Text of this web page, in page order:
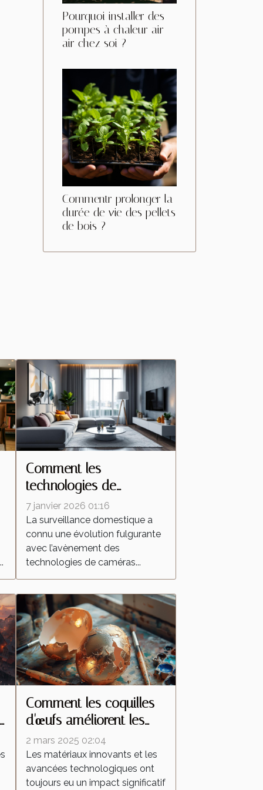
Pourquoi installer des
pompes à chaleur air-
air chez soi ?
Commentr prolonger la
durée de vie des pellets
de bois ?
Comment les
technologies de
caméras espion
transforment la
surveillance domestique
?
7 janvier 2026 01:16
La surveillance domestique a
connu une évolution fulgurante
avec l’avènement des
technologies de caméras...
Comment les coquilles
d'œufs améliorent les
peintures réfléchissantes
2 mars 2025 02:04
Les matériaux innovants et les
avancées technologiques ont
toujours eu un impact significatif